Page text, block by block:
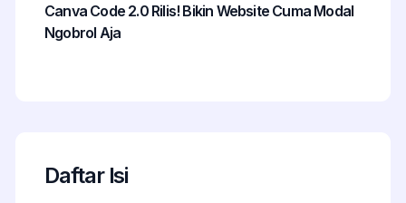
Canva Code 2.0 Rilis! Bikin Website Cuma Modal
Ngobrol Aja
Daftar Isi